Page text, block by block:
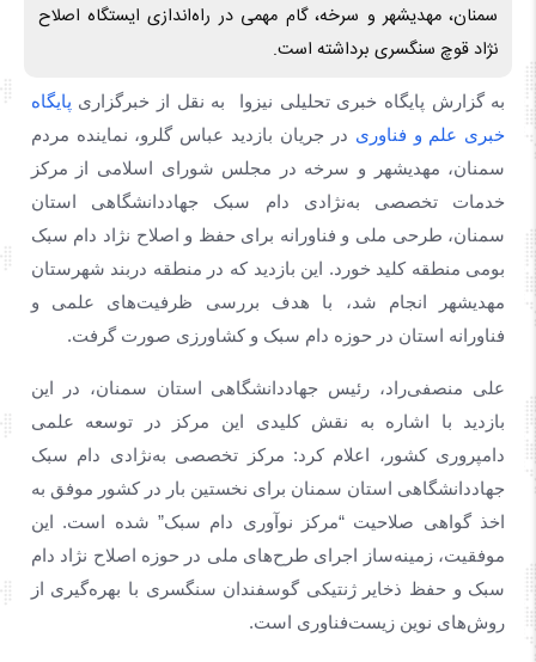
سمنان، مهدیشهر و سرخه، گام مهمی در راه‌اندازی ایستگاه اصلاح
نژاد قوچ سنگسری برداشته است.
به گزارش پایگاه خبری تحلیلی نیزوا به نقل از خبرگزاری پایگاه
خبری علم و فناوری در جریان بازدید عباس گلرو، نماینده مردم
سمنان، مهدیشهر و سرخه در مجلس شورای اسلامی از مرکز
خدمات تخصصی به‌نژادی دام سبک جهاددانشگاهی استان
سمنان، طرحی ملی و فناورانه برای حفظ و اصلاح نژاد دام سبک
بومی منطقه کلید خورد. این بازدید که در منطقه دربند شهرستان
مهدیشهر انجام شد، با هدف بررسی ظرفیت‌های علمی و
فناورانه استان در حوزه دام سبک و کشاورزی صورت گرفت.
علی منصفی‌راد، رئیس جهاددانشگاهی استان سمنان، در این
بازدید با اشاره به نقش کلیدی این مرکز در توسعه علمی
دامپروری کشور، اعلام کرد: مرکز تخصصی به‌نژادی دام سبک
جهاددانشگاهی استان سمنان برای نخستین بار در کشور موفق به
اخذ گواهی صلاحیت “مرکز نوآوری دام سبک” شده است. این
موفقیت، زمینه‌ساز اجرای طرح‌های ملی در حوزه اصلاح نژاد دام
سبک و حفظ ذخایر ژنتیکی گوسفندان سنگسری با بهره‌گیری از
روش‌های نوین زیست‌فناوری است.